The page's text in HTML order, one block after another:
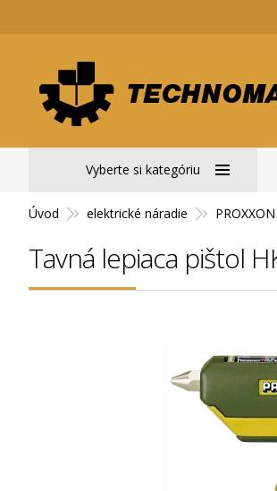
Úvod elektrické náradie
Tavná lepiaca pištol
Vyberte si kategóriu